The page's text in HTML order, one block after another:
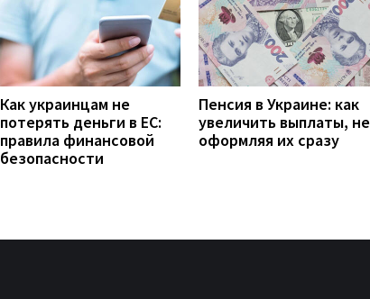
Как украинцам не
потерять деньги в ЕС:
правила финансовой
безопасности
Пенсия в Украине: как
увеличить выплаты, не
оформляя их сразу